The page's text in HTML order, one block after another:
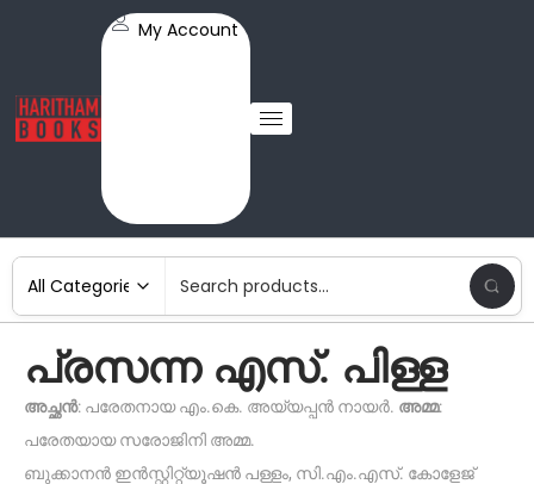
My Account
പ്രസന്ന എസ്. പിള്ള
അച്ഛൻ: പരേതനായ എം.കെ. അയ്യപ്പൻ നായർ. അമ്മ:
പരേതയായ സരോജിനി അമ്മ.
ബുക്കാനൻ ഇൻസ്റ്റിറ്റ്യൂഷൻ പള്ളം, സി.എം.എസ്. കോളേജ്